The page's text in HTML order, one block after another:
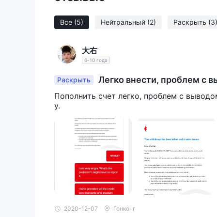
более высокое кредитное плечо после
Когда дело доходит до спреда на этих
счете начинаются с 1,7 (EURUSD),
пункта и для кристалла. счет от 0,7 пункта.
комиссия для первых трех счетов по CFD на
Diamond и Crystal может быть снижена на
Доступна торговая платформа
то, что стоит упомянуть, это то, что NAGA
платформы, включая naga web, iosapp,
Депозиты и снятие средств
NAGA Marketsофициальный веб-сайт
пополнения своих счетов. Этими способами
банковский перевод, популярные
криптовалютные кошельки (bitcoin, ethereum,
Служба поддержки
Все (5) Нейтральный (2) Раскрыть (3)
大右
6-10 года
Раскрыть Легко внести, проблем с
Пополнить счет легко, проблем с
у.
2020-12-07 Гонконг